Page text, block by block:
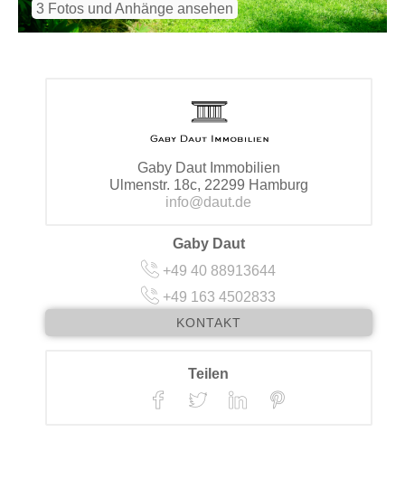
3 Fotos und Anhänge ansehen
Gaby Daut Immobilien
Ulmenstr. 18c, 22299 Hamburg
info@daut.de
Gaby Daut
+49 40 88913644
+49 163 4502833
KONTAKT
Teilen